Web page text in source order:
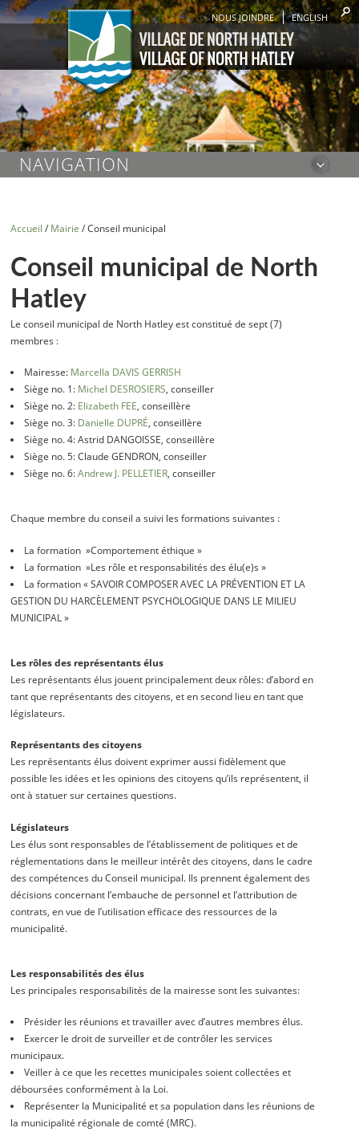
NOUS JOINDRE ENGLISH
NAVIGATION
Accueil / Mairie /Conseil municipal
Conseil municipal de North
Hatley
Le conseil municipal de North Hatley est constitué de sept (7)
membres :
Mairesse: Marcella DAVIS GERRISH
Siège no. 1: Michel DESROSIERS, conseiller
Siège no. 2: Elizabeth FEE, conseillère
Siège no. 3: Danielle DUPRÉ, conseillère
Siège no. 4: Astrid DANGOISSE, conseillère
Siège no. 5: Claude GENDRON, conseiller
Siège no. 6:Andrew J. PELLETIER, conseiller
Chaque membre du conseil a suivi les formations suivantes :
La formation »Comportement éthique »
La formation »Les rôle et responsabilités des élu(e)s »
La formation « SAVOIR COMPOSER AVEC LA PRÉVENTION ET LA
GESTION DU HARCÈLEMENT PSYCHOLOGIQUE DANS LE MILIEU
MUNICIPAL »
Les rôles des représentants élus
Les représentants élus jouent principalement deux rôles: d’abord en
tant que représentants des citoyens, et en second lieu en tant que
législateurs.
Représentants des citoyens
Les représentants élus doivent exprimer aussi fidèlement que
possible les idées et les opinions des citoyens qu’ils représentent, il
ont à statuer sur certaines questions.
Législateurs
Les élus sont responsables de l’établissement de politiques et de
réglementations dans le meilleur intérêt des citoyens, dans le cadre
des compétences du Conseil municipal. Ils prennent également des
décisions concernant l’embauche de personnel et l’attribution de
contrats, en vue de l’utilisation efficace des ressources de la
municipalité.
Les responsabilités des élus
Les principales responsabilités de la mairesse sont les suivantes:
Présider les réunions et travailler avec d’autres membres élus.
Exercer le droit de surveiller et de contrôler les services
municipaux.
Veiller à ce que les recettes municipales soient collectées et
déboursées conformément à la Loi.
Représenter la Municipalité et sa population dans les réunions de
la municipalité régionale de comté (MRC).